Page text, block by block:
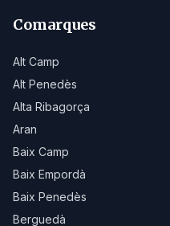
Comarques
Alt Camp
Alt Penedès
Alta Ribagorça
Aran
Baix Camp
Baix Empordà
Baix Penedès
Berguedà